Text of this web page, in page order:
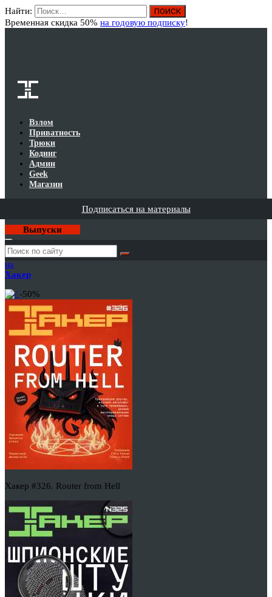
Найти:
Временная скидка 50% на годовую подписку!
Взлом
Приватность
Трюки
Кодинг
Админ
Geek
Магазин
Подписаться на материалы
Выпуски
Годовая
подписка
на
Хакер
-50%
Хакер #326. Router from Hell